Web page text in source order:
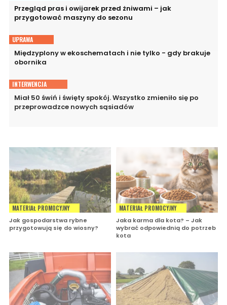
Przegląd pras i owijarek przed żniwami – jak
przygotować maszyny do sezonu
UPRAWA
Międzyplony w ekoschematach i nie tylko - gdy brakuje
obornika
INTERWENCJA
Miał 50 świń i święty spokój. Wszystko zmieniło się po
przeprowadzce nowych sąsiadów
MATERIAŁ PROMOCYJNY
Jak gospodarstwa rybne
przygotowują się do wiosny?
MATERIAŁ PROMOCYJNY
Jaka karma dla kota? – Jak
wybrać odpowiednią do potrzeb
kota